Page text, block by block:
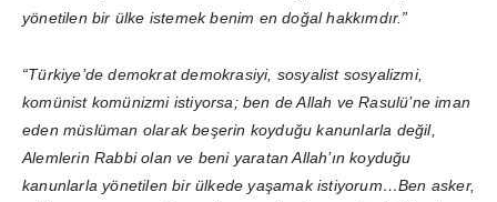
yönetilen bir ülke istemek benim en doğal hakkımdır.”
“Türkiye’de demokrat demokrasiyi, sosyalist sosyalizmi,
komünist komünizmi istiyorsa; ben de Allah ve Rasulü’ne iman
eden müslüman olarak beşerin koyduğu kanunlarla değil,
Alemlerin Rabbi olan ve beni yaratan Allah’ın koyduğu
kanunlarla yönetilen bir ülkede yaşamak istiyorum…Ben asker,